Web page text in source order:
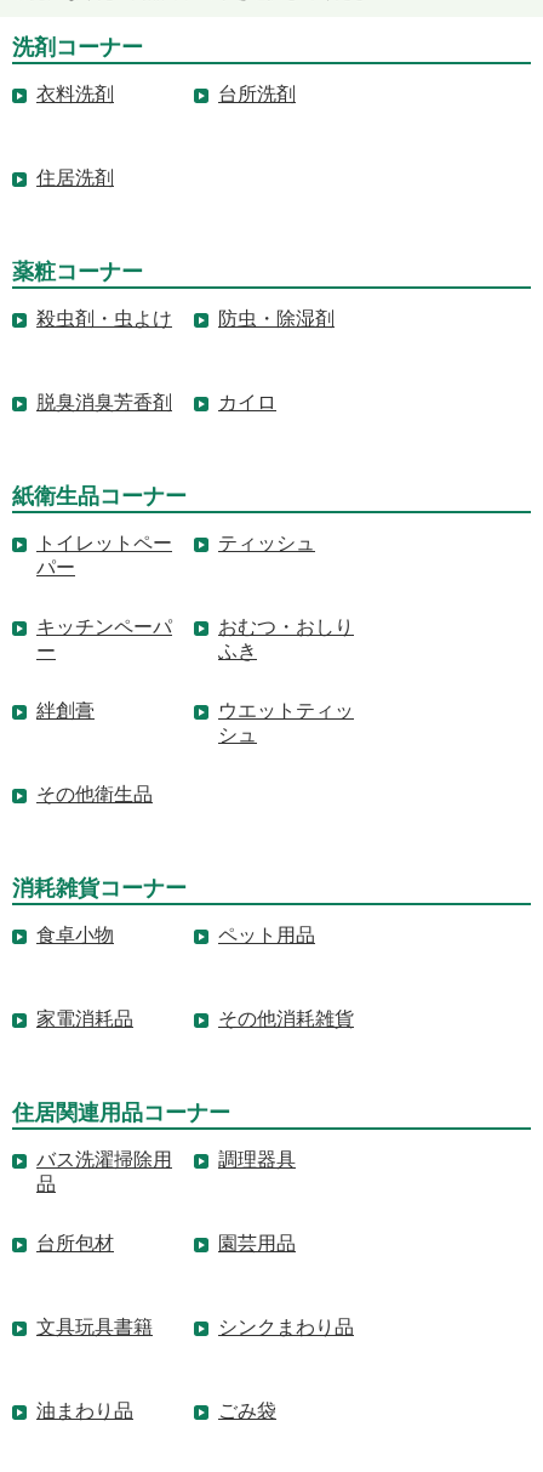
洗剤コーナー
衣料洗剤 台所洗剤
住居洗剤
薬粧コーナー
殺虫剤・虫よけ 防虫・除湿剤
脱臭消臭芳香剤 カイロ
紙衛生品コーナー
トイレットペー
パー
ティッシュ
キッチンペーパ
ー
おむつ・おしり
ふき
絆創膏
ウエットティッ
シュ
その他衛生品
消耗雑貨コーナー
食卓小物 ペット用品
家電消耗品 その他消耗雑貨
住居関連用品コーナー
バス洗濯掃除用
品
調理器具
台所包材 園芸用品
文具玩具書籍 シンクまわり品
油まわり品 ごみ袋